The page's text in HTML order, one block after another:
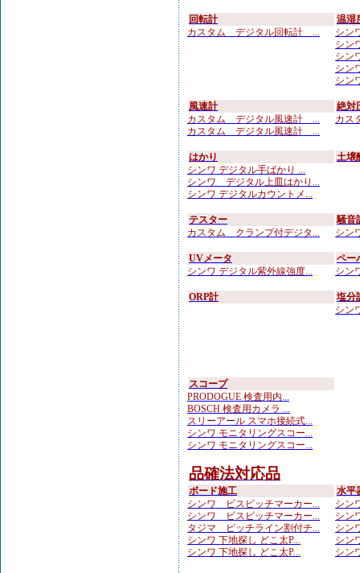
回転計
カスタム デジタル回転計 ...
温湿
シン
シン
シン
シン
シン
風速計
カスタム デジタル風速計 ...
カスタム デジタル風速計 ...
絶対
カス
はかり
シンワ デジタル手ばかり ...
シンワ デジタル上皿はかり...
シンワ デジタルカウントメ...
土壌
テスター
カスタム クランプ付デジタ...
騒音
シン
UVメータ
シンワ デジタル紫外線強度...
ペー
シン
ORP計
塩分
シン
スコープ
PRODOGUE 検査用内...
BOSCH 検査用カメラ ...
スリーアール スマホ接続式...
シンワ モニタリングスコー...
シンワ モニタリングスコー...
品確法対応品
ボード施工
シンワ ビスピッチマーカー...
シンワ ビスピッチマーカー...
タジマ ピッチライン割付チ...
シンワ 下地探し どこ太P...
シンワ 下地探し どこ太P...
水平
シン
シン
シン
シン
シン